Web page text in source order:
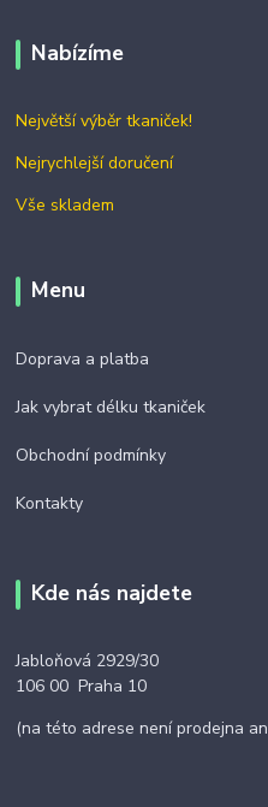
Nabízíme
Největší výběr tkaniček!
Nejrychlejší doručení
Vše skladem
Menu
Doprava a platba
Jak vybrat délku tkaniček
Obchodní podmínky
Kontakty
Kde nás najdete
Jabloňová 2929/30
106 00 Praha 10
(na této adrese není prodejna